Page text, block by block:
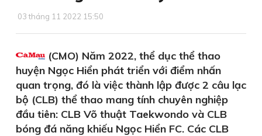
03 tháng 11 2022 15:50
(CMO) Năm 2022, thể dục thể thao
huyện Ngọc Hiển phát triển với điểm nhấn
quan trọng, đó là việc thành lập được 2 câu lạc
bộ (CLB) thể thao mang tính chuyên nghiệp
đầu tiên: CLB Võ thuật Taekwondo và CLB
bóng đá năng khiếu Ngọc Hiển FC. Các CLB